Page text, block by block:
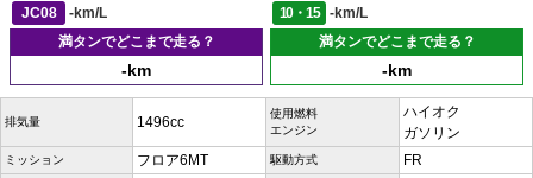
JC08
-km/L 10・15
-km/L
満タンでどこまで走る？
-km
満タンでどこまで走る？
-km
排気量 1496cc
使用燃料
エンジン
ハイオク
ガソリン
ミッション フロア6MT 駆動方式 FR